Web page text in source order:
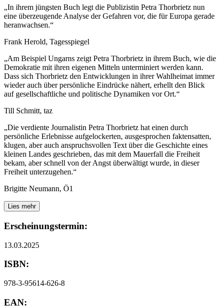
„In ihrem jüngsten Buch legt die Publizistin Petra Thorbrietz nun
eine überzeugende Analyse der Gefahren vor, die für Europa gerade
heranwachsen.“
Frank Herold, Tagesspiegel
„Am Beispiel Ungarns zeigt Petra Thorbrietz in ihrem Buch, wie die
Demokratie mit ihren eigenen Mitteln unter­miniert werden kann.
Dass sich Thorbrietz den Entwicklungen in ihrer Wahlheimat immer
wieder auch über persönliche Eindrücke nähert, erhellt den Blick
auf gesellschaftliche und politische Dynamiken vor Ort.“
Till Schmitt, taz
„Die verdiente Journalistin Petra Thorbrietz hat einen durch
persönliche Erlebnisse aufgelockerten, ausgesprochen faktensatten,
klugen, aber auch anspruchsvollen Text über die Geschichte eines
kleinen Landes geschrieben, das mit dem Mauerfall die Freiheit
bekam, aber schnell von der Angst überwältigt wurde, in dieser
Freiheit unterzugehen.“
Brigitte Neumann, Ö1
Lies mehr
Erscheinungstermin:
13.03.2025
ISBN:
978-3-95614-626-8
EAN: